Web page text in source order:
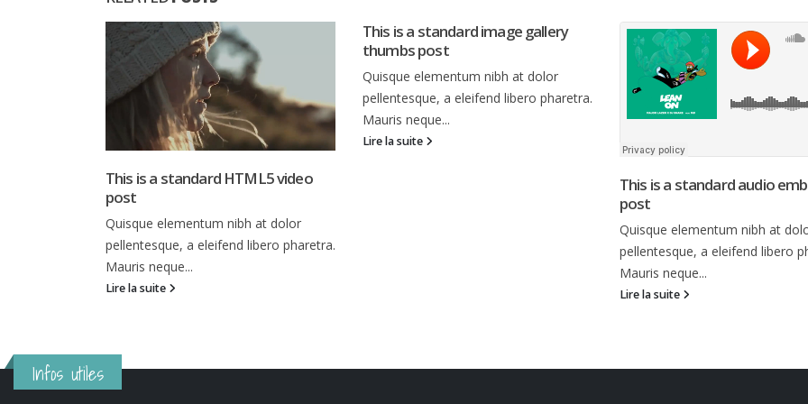
This is a standard HTML5 video
post
Quisque elementum nibh at dolor
pellentesque, a eleifend libero pharetra.
Mauris neque...
Lire la suite
This is a standard image gallery
thumbs post
Quisque elementum nibh at dolor
pellentesque, a eleifend libero pharetra.
Mauris neque...
Lire la suite
This is a standard audio
post
Quisque elementum nibh at
pellentesque, a eleifend libero
Mauris neque...
Lire la suite
Infos utiles